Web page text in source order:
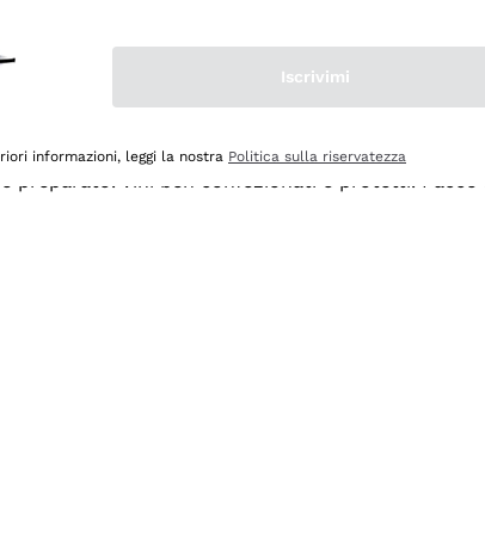
preparato. Vini ben confezionati e protetti.
Iscrivimi
informazioni, leggi la nostra Politica sulla riservatezza